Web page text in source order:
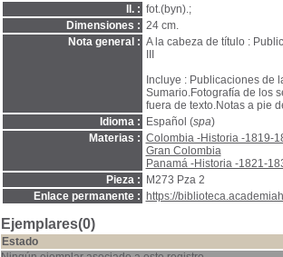
Il. : fot.(byn).;
Dimensiones : 24 cm.
Nota general : A la cabeza de título :
Incluye : Publicaciones de
Sumario.Fotografía de los
fuera de texto.Notas a pie
Idioma :
Español (spa)
Materias : Colombia -Historia -1819-
Gran Colombia
Panamá -Historia -1821-
Pieza :
M273 Pza 2
Enlace permanente :
https://
Ejemplares(0)
Estado